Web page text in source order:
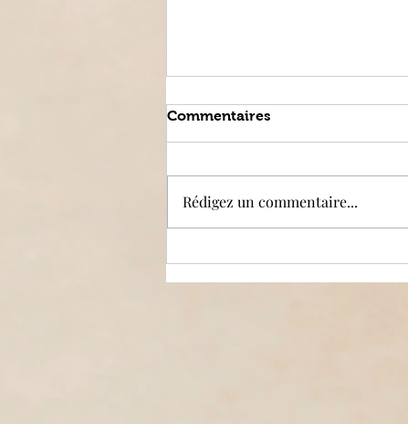
Commentaires
Rédigez un commentaire...